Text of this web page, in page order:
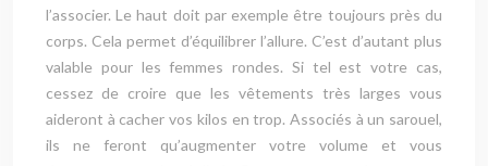
l’associer. Le haut doit par exemple être toujours près du
corps. Cela permet d’équilibrer l’allure. C’est d’autant plus
valable pour les femmes rondes. Si tel est votre cas,
cessez de croire que les vêtements très larges vous
aideront à cacher vos kilos en trop. Associés à un sarouel,
ils ne feront qu’augmenter votre volume et vous